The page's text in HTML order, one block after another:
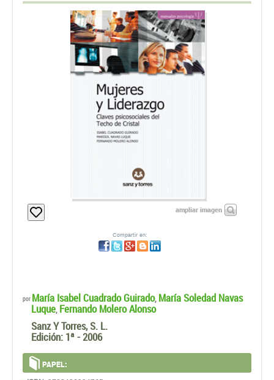
ampliar imagen
Compartir en:
por María Isabel Cuadrado Guirado, María Soledad Navas
Luque, Fernando Molero Alonso
Sanz Y Torres, S. L.
Edición: 1ª - 2006
PAPEL: